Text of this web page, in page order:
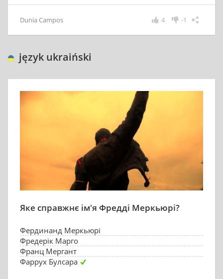
Dunia Campos -1
4
język ukraiński
Яке справжнє ім'я Фредді Меркьюрі?
Фердинанд Меркьюрі
Фредерік Марго
Франц Мергант
Фаррух Булсара